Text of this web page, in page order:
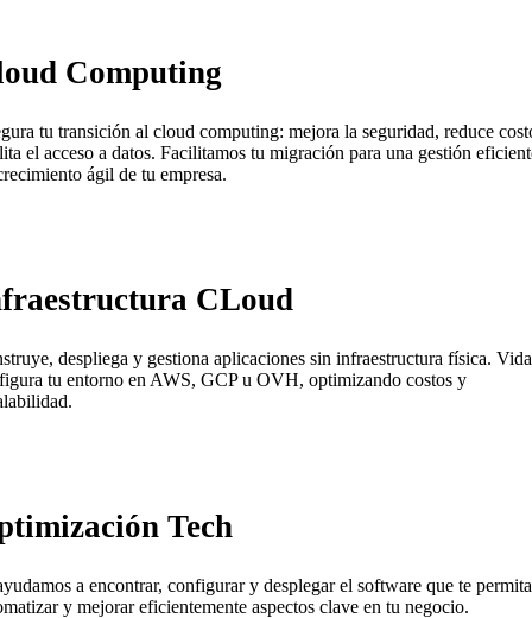
Computing
tu transición al cloud computing: mejora la seguridad, reduce
el acceso a datos. Facilitamos tu migración para una gestión
ágil de tu empresa.
CLoud
despliega y gestiona aplicaciones sin infraestructura física.
tu entorno en AWS, GCP u OVH, optimizando costos y
Tech
a encontrar, configurar y desplegar el software que te permita
y mejorar eficientemente aspectos clave en tu negocio.